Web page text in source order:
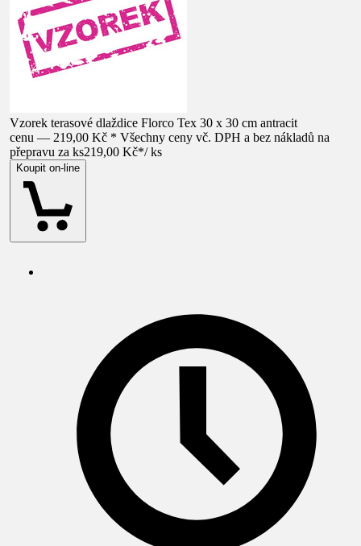
Vzorek terasové dlaždice Florco Tex 30 x 30 cm antracit
cenu — 219,00 Kč * Všechny ceny vč. DPH a bez nákladů na
přepravu za ks219,00 Kč*/ ks
Koupit on-line